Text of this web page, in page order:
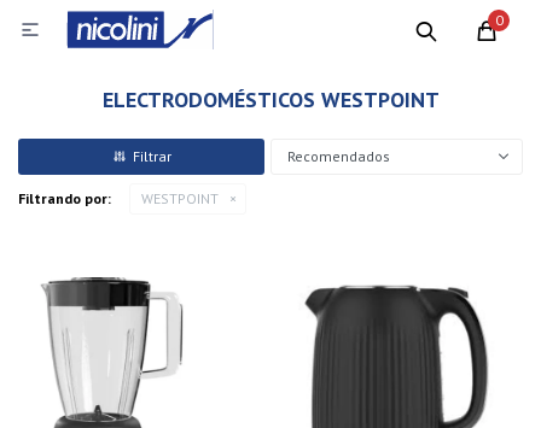
0

ELECTRODOMÉSTICOS WESTPOINT
Recomendados
Filtrando por: WESTPOINT